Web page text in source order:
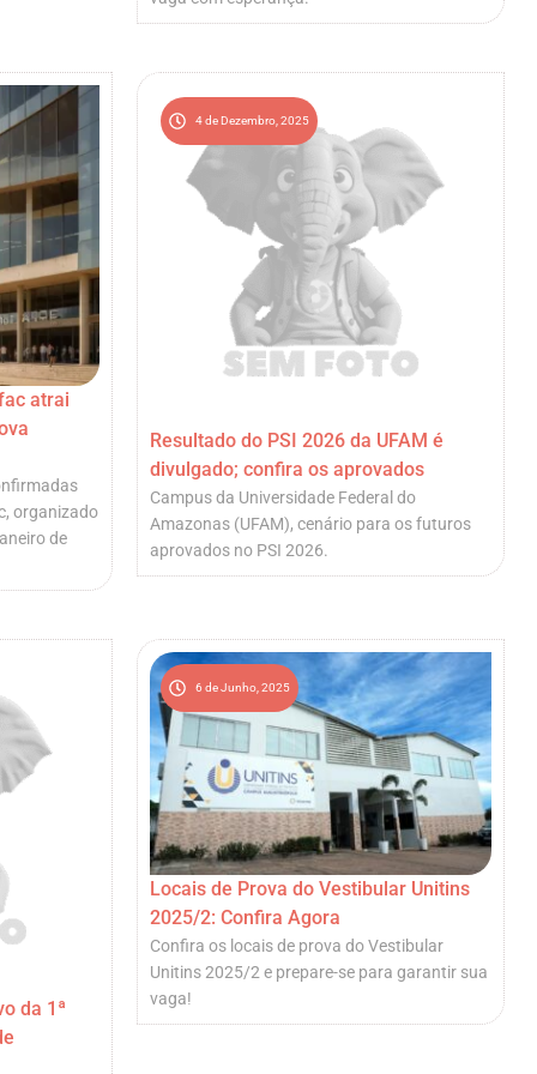
atrai
organizado
de
4 de Dezembro, 2025
Resultado do PSI 2026 da UFAM é
divulgado; confira os aprovados
Campus da Universidade Federal do
Amazonas (UFAM), cenário para os futuros
aprovados no PSI 2026.
da 1ª
6 de Junho, 2025
Locais de Prova do Vestibular Unitins
2025/2: Confira Agora
Confira os locais de prova do Vestibular
Unitins 2025/2 e prepare-se para garantir sua
vaga!